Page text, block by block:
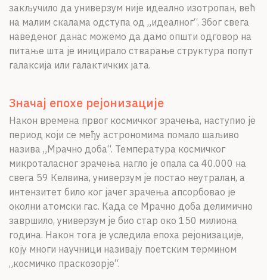
закључило да универзум није идеално изотропан, већ
на малим скалама одступа од „идеалног“. Због свега
наведеног данас можемо да дамо општи одговор на
питање шта је иницирало стварање структура попут
галаксија или галактичких јата.
Значај епохе рејонизације
Након времена првог космичког зрачења, наступио је
период који се међу астрономима помало шаљиво
назива „Мрачно доба“. Температура космичког
микроталасног зрачења нагло је опала са 40.000 на
свега 59 Келвина, универзум је постао неутралан, а
интензитет било ког јачег зрачења апсорбовао је
околни атомски гас. Када се Мрачно доба делимично
завршило, универзум је био стар око 150 милиона
година. Након тога је уследила епоха рејонизације,
коју многи научници називају поетским термином
„космичко праскозорје“.